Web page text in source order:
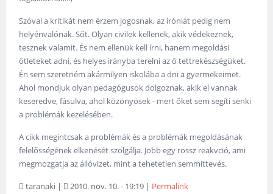
Szóval a kritikát nem érzem jogosnak, az iróniát pedig nem
helyénvalónak. Sőt. Olyan civilek kellenek, akik védekeznek,
tesznek valamit. És nem ellenük kell írni, hanem megoldási
ötleteket adni, és helyes irányba terelni az ő tettrekészségüket.
Én sem szeretném akármilyen iskolába a dni a gyermekeimet.
Ahol mondjuk olyan pedagógusok dolgoznak, akik el vannak
keseredve, fásulva, ahol közönyösek - mert őket sem segíti senki
a problémák kezelésében.
A cikk megintcsak a problémák és a problémák megoldásának
felelősségének elkenését szolgálja. Jobb egy rossz reakvció, ami
megmozgatja az állóvizet, mint a tehetetlen semmittevés.
taranaki | 2010. nov. 10. - 19:19 | Permalink